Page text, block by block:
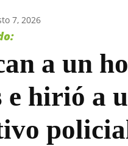
7, 2026
a un
e hirió a